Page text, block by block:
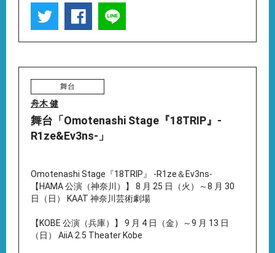
舞台
舟木 健
舞台「Omotenashi Stage『18TRIP』-
R1ze&Ev3ns-」
Omotenashi Stage『18TRIP』 -R1ze＆Ev3ns-
【HAMA 公演（神奈川）】 8 月 25 日（火）～8 月 30
日（日） KAAT 神奈川芸術劇場
【KOBE 公演（兵庫）】 9 月 4 日（金）～9 月 13 日
（日） AiiA 2.5 Theater Kobe